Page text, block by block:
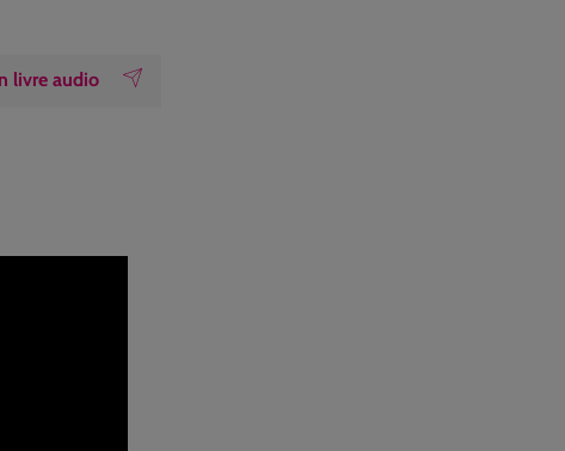
livre audio